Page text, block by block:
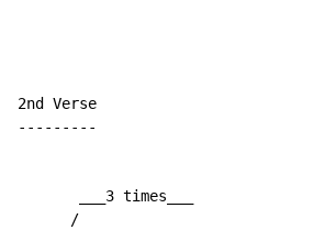
2nd Verse
---------
___3 times___
/